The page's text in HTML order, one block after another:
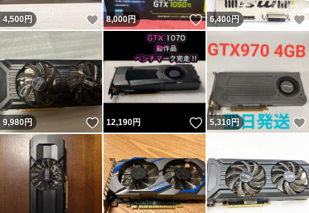
4,500円 いいね！
8,000円 いいね！
6,400円
9,980円 いいね！
12,190円 いいね！
5,310円